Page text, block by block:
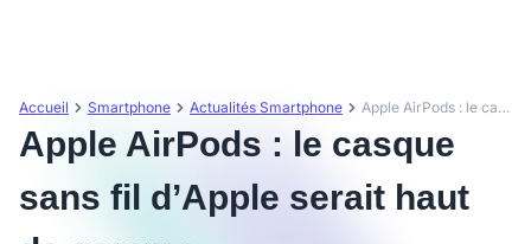
Accueil Smartphone Actualités Smartphone Apple AirPods : le casque sans fil d’Apple serait haut de gamme
Apple AirPods : le casque
sans fil d’Apple serait haut